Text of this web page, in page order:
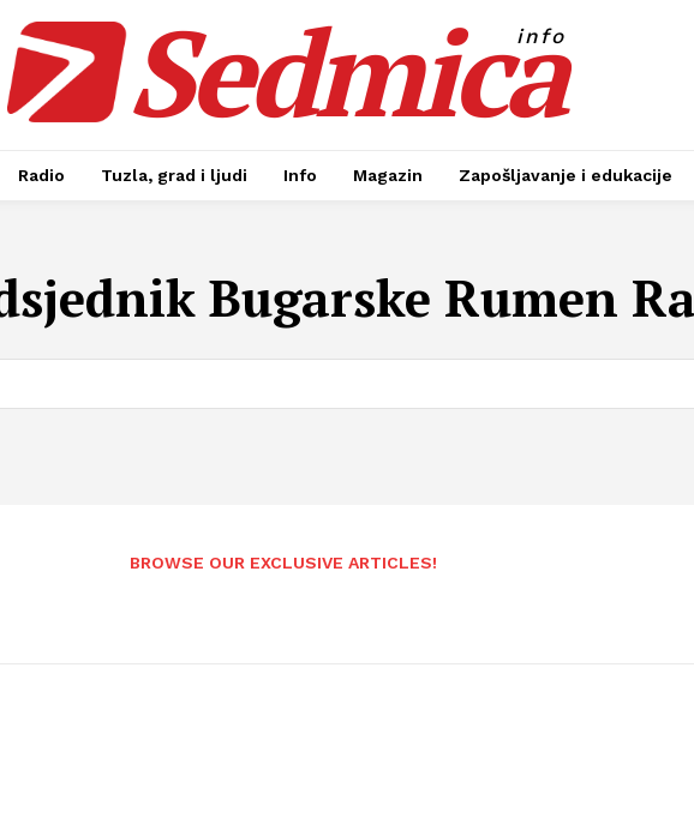
Sedmica
info
Radio Tuzla, grad i ljudi Info Magazin Zapošljavanje i edukacije
Bugarske Rumen
BROWSE OUR EXCLUSIVE ARTICLES!